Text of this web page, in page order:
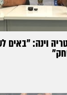
וינה: ״באים